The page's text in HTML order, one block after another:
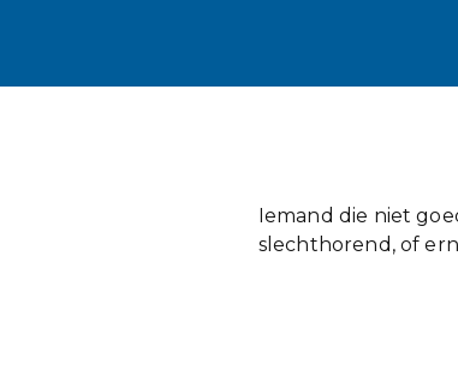
Iemand die niet
slechthorend, of